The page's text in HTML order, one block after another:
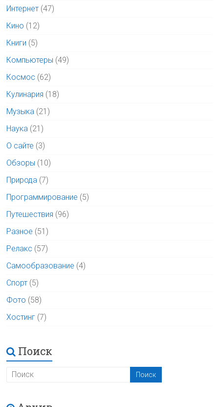
Интернет (47)
Кино (12)
Книги (5)
Компьютеры (49)
Космос (62)
Кулинария (18)
Музыка (21)
Наука (21)
О сайте (3)
Обзоры (10)
Природа (7)
Программирование (5)
Путешествия (96)
Разное (51)
Релакс (57)
Самообразование (4)
Спорт (5)
Фото (58)
Хостинг (7)
Поиск